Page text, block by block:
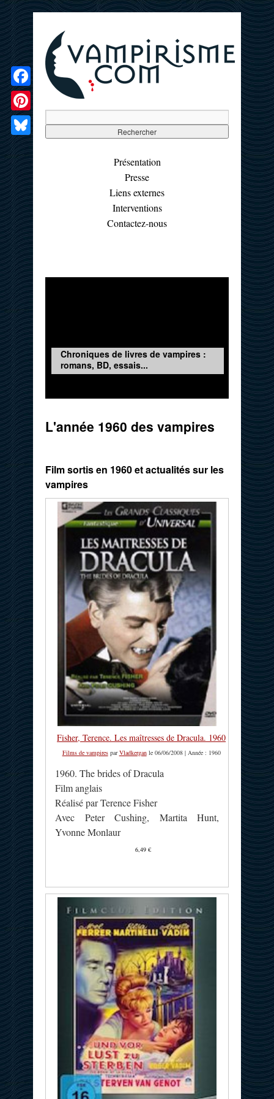
Présentation
Presse
Liens externes
Interventions
Contactez-nous
Chroniques de livres de vampires :
romans, BD, essais...
L'année 1960 des vampires
Film sortis en 1960 et actualités sur les
vampires
Fisher, Terence. Les maîtresses de Dracula. 1960
Films de vampiresparVladkerganle 06/06/2008 | Année : 1960
1960. The brides of Dracula
Film anglais
Réalisé par Terence Fisher
Avec Peter Cushing, Martita Hunt,
Yvonne Monlaur
6,49 €
Facebook
Pinterest
Bluesky